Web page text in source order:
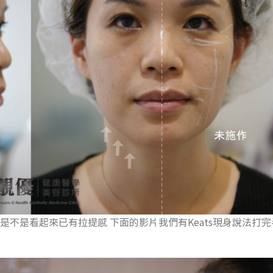
不是看起來已有拉提感 下面的影片我們有Keats現身說法打